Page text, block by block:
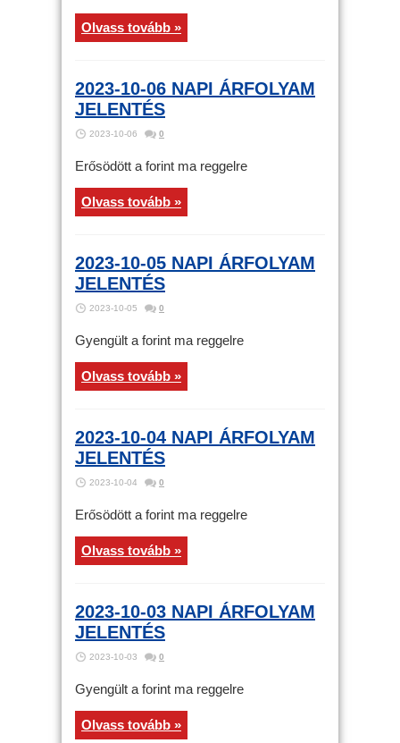
Olvass tovább »
2023-10-06 NAPI ÁRFOLYAM
JELENTÉS
2023-10-06 0
Erősödött a forint ma reggelre
Olvass tovább »
2023-10-05 NAPI ÁRFOLYAM
JELENTÉS
2023-10-05 0
Gyengült a forint ma reggelre
Olvass tovább »
2023-10-04 NAPI ÁRFOLYAM
JELENTÉS
2023-10-04 0
Erősödött a forint ma reggelre
Olvass tovább »
2023-10-03 NAPI ÁRFOLYAM
JELENTÉS
2023-10-03 0
Gyengült a forint ma reggelre
Olvass tovább »